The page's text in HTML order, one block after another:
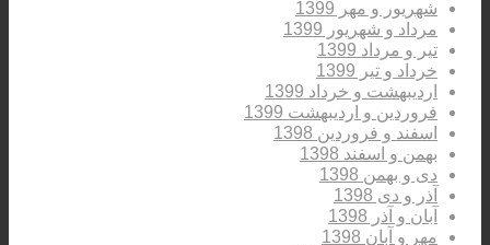
شهریور و مهر 1399
مرداد و شهریور 1399
تیر و مرداد 1399
خرداد و تیر 1399
اردیبهشت و خرداد 1399
فروردین و اردیبهشت 1399
اسفند و فروردین 1398
بهمن و اسفند 1398
دی و بهمن 1398
آذر و دی 1398
آبان و آذر 1398
مهر و آبان 1398